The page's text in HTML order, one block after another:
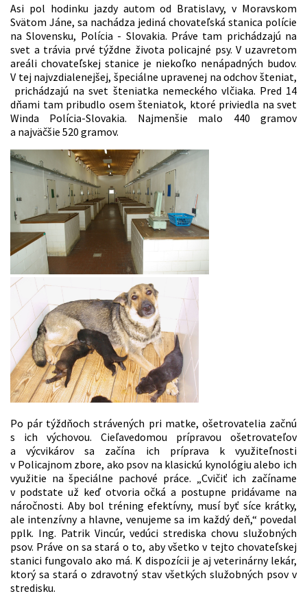
Asi pol hodinku jazdy autom od Bratislavy, v Moravskom
Svätom Jáne, sa nachádza jediná chovateľská stanica polície
na Slovensku, Polícia - Slovakia. Práve tam prichádzajú na
svet a trávia prvé týždne života policajné psy. V uzavretom
areáli chovateľskej stanice je niekoľko nenápadných budov.
V tej najvzdialenejšej, špeciálne upravenej na odchov šteniat,
prichádzajú na svet šteniatka nemeckého vlčiaka. Pred 14
dňami tam pribudlo osem šteniatok, ktoré priviedla na svet
Winda Polícia-Slovakia. Najmenšie malo 440 gramov
a najväčšie 520 gramov.
Po pár týždňoch strávených pri matke, ošetrovatelia začnú
s ich výchovou. Cieľavedomou prípravou ošetrovateľov
a výcvikárov sa začína ich príprava k využiteľnosti
v Policajnom zbore, ako psov na klasickú kynológiu alebo ich
využitie na špeciálne pachové práce. „Cvičiť ich začíname
v podstate už keď otvoria očká a postupne pridávame na
náročnosti. Aby bol tréning efektívny, musí byť síce krátky,
ale intenzívny a hlavne, venujeme sa im každý deň,“ povedal
pplk. Ing. Patrik Vincúr, vedúci strediska chovu služobných
psov. Práve on sa stará o to, aby všetko v tejto chovateľskej
stanici fungovalo ako má. K dispozícii je aj veterinárny lekár,
ktorý sa stará o zdravotný stav všetkých služobných psov v
stredisku.